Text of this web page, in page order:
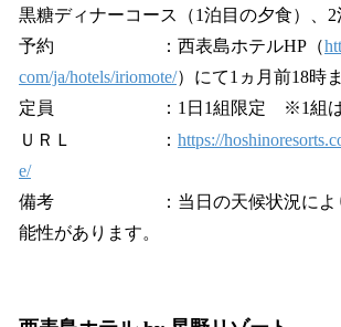
黒糖ディナーコース（1泊目の夕食）、2
予約 ：西表島ホテルHP（
com/ja/hotels/iriomote/）にて1ヵ月前18時
定員 ：1日1組限定 ※1組は2
ＵＲＬ ： https://
e/
備考 ：当日の天候状況により
能性があります。